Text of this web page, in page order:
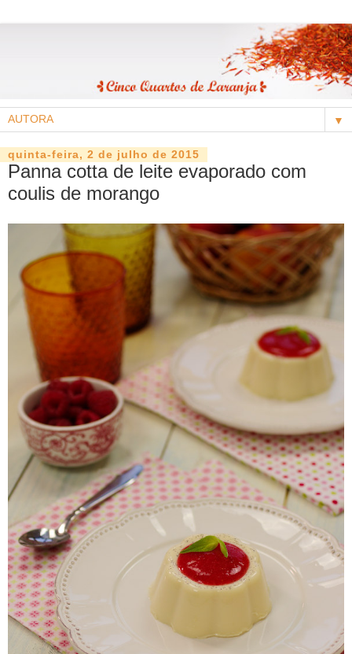
▼
quinta-feira, 2 de julho de 2015
Panna cotta de leite evaporado com
coulis de morango